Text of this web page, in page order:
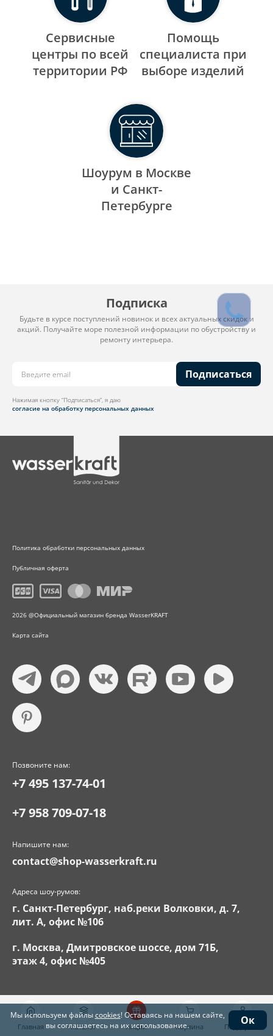
Сервисные
центры по всей
территории РФ
Помощь
специалиста при
выборе изделий
Шоурум в Москве
и Санкт-
Петербурге
Подписка
Будьте в курсе поступлений новинок и всех актуальных скидок и
акций. Получайте море полезной информации по обустройству и
ремонту интерьера.
Подписаться
Нажимая кнопку “Подписаться”, я даю
согласие на обработку персональных данных
Политика обработки персональных данных
Публичная оферта
2026 @Официальный магазин бренда WasserKRAFT
Карта сайта
Позвоните нам:
+7 495 137-74-01
+7 958 709-07-18
Напишите нам:
contact@shop-wasserkraft.ru
Адреса шоу-румов:
г. Санкт-Петербург, наб.реки Волковки, д. 7,
лит. А, офис №106
г. Москва, Дмитровское шоссе, дом 71Б,
этаж 4, офис №405
Главная Каталог Акции Корзина Поддержка
Мы используем файлыcookies! Оставаясь на нашем сайте,
вы соглашаетесь на их использование.
Ок